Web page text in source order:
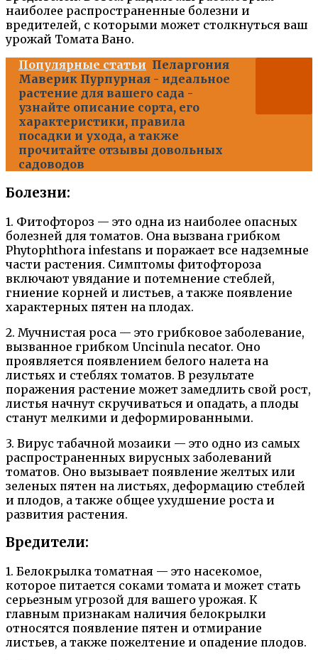
наиболее распространенные болезни и
вредителей, с которыми может столкнуться ваш
урожай Томата Вано.
Популярные статьи Пеларгония
Маверик Пурпурная - идеальное
растение для вашего сада -
узнайте описание сорта, его
характеристики, правила
посадки и ухода, а также
прочитайте отзывы довольных
садоводов
Болезни:
1. Фитофтороз — это одна из наиболее опасных
болезней для томатов. Она вызвана грибком
Phytophthora infestans и поражает все надземные
части растения. Симптомы фитофтороза
включают увядание и потемнение стеблей,
гниение корней и листьев, а также появление
характерных пятен на плодах.
2. Мучнистая роса — это грибковое заболевание,
вызванное грибком Uncinula necator. Оно
проявляется появлением белого налета на
листьях и стеблях томатов. В результате
поражения растение может замедлить свой рост,
листья начнут скручиваться и опадать, а плоды
станут мелкими и деформированными.
3. Вирус табачной мозаики — это одно из самых
распространенных вирусных заболеваний
томатов. Оно вызывает появление желтых или
зеленых пятен на листьях, деформацию стеблей
и плодов, а также общее ухудшение роста и
развития растения.
Вредители:
1. Белокрылка томатная — это насекомое,
которое питается соками томата и может стать
серьезным угрозой для вашего урожая. К
главным признакам наличия белокрылки
относятся появление пятен и отмирание
листьев, а также пожелтение и опадение плодов.